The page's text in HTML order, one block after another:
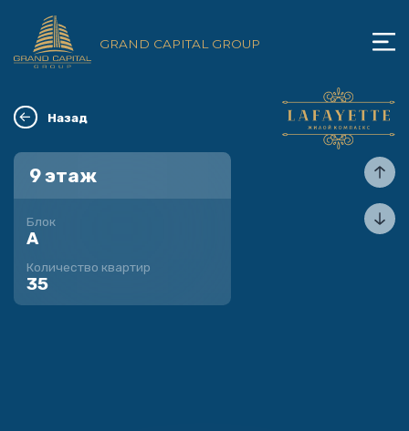
GRAND CAPITAL GROUP
Назад
9этаж
Блок
A
Количество квартир
35